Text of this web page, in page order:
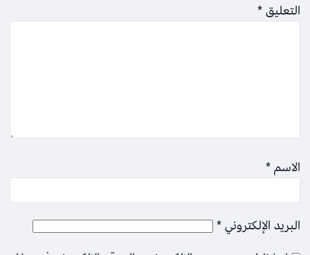
التعليق*
الاسم*
البريد الإلكتروني*